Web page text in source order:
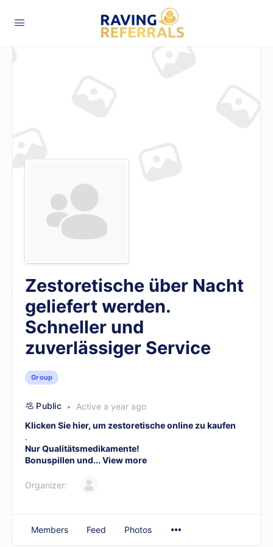
Zestoretische über Nacht
geliefert werden.
Schneller und
zuverlässiger Service
Group
Public
Active a year ago
Klicken Sie hier, um zestoretische online zu kaufen
.
Nur Qualitätsmedikamente!
Bonuspillen und... View more
Organizer:
Members Feed Photos